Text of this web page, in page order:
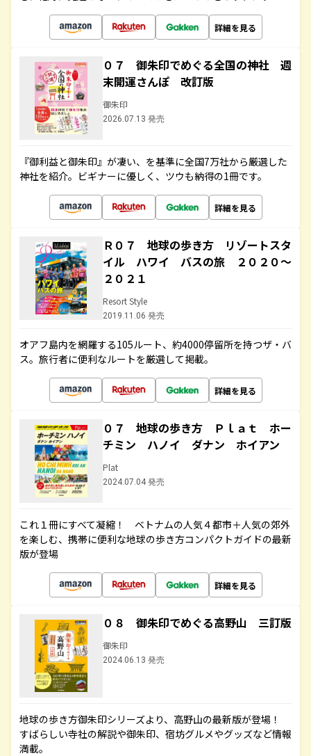
詳細を見る
０７ 御朱印でめぐる全国の神社 週
末開運さんぽ 改訂版
御朱印
2026.07.13 発売
『御利益と御朱印』が凄い、を基準に全国7万社から厳選した
神社を紹介。ビギナーに優しく、ツウも納得の1冊です。
詳細を見る
Ｒ０７ 地球の歩き方 リゾートスタ
イル ハワイ バスの旅 ２０２０～
２０２１
Resort Style
2019.11.06 発売
オアフ島内を網羅する105ルート、約4000停留所を持つザ・バ
ス。旅行者に便利なルートを厳選して掲載。
詳細を見る
０７ 地球の歩き方 Ｐｌａｔ ホー
チミン ハノイ ダナン ホイアン
Plat
2024.07.04 発売
これ１冊にすべて凝縮！ ベトナムの人気４都市＋人気の郊外
を楽しむ、携帯に便利な地球の歩き方コンパクトガイドの最新
版が登場
詳細を見る
０８ 御朱印でめぐる高野山 三訂版
御朱印
2024.06.13 発売
地球の歩き方御朱印シリーズより、高野山の最新版が登場！
すばらしい寺社の解説や御朱印、宿坊グルメやグッズなど情報
満載。